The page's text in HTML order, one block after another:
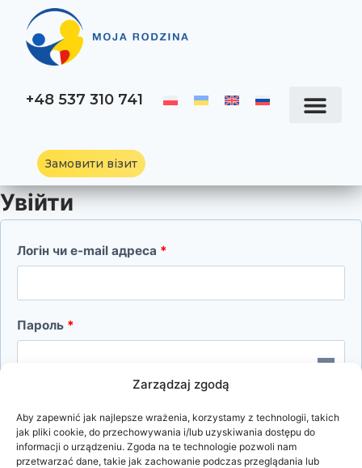
Zarządzaj zgodą
Aby zapewnić jak najlepsze wrażenia, korzystamy z technologii, takich
jak pliki cookie, do przechowywania i/lub uzyskiwania dostępu do
informacji o urządzeniu. Zgoda na te technologie pozwoli nam
przetwarzać dane, takie jak zachowanie podczas przeglądania lub
+48 537 310 741
Замовити візит
Увійти
Логін чи e-mail адреса *
Пароль *
Втратили свій пароль?